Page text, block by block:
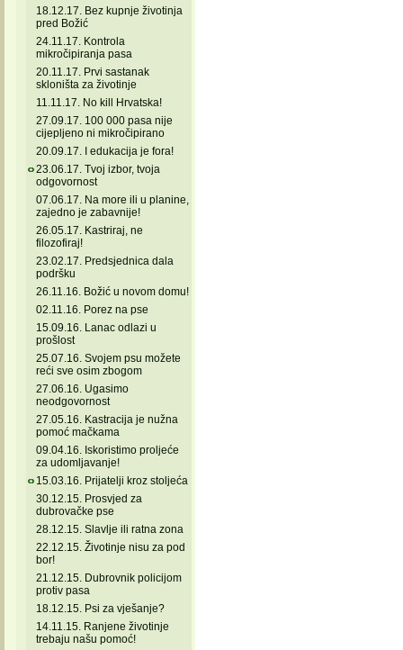
18.12.17. Bez kupnje životinja
pred Božić
24.11.17. Kontrola
mikročipiranja pasa
20.11.17. Prvi sastanak
skloništa za životinje
11.11.17. No kill Hrvatska!
27.09.17. 100 000 pasa nije
cijepljeno ni mikročipirano
20.09.17. I edukacija je fora!
23.06.17. Tvoj izbor, tvoja
odgovornost
07.06.17. Na more ili u planine,
zajedno je zabavnije!
26.05.17. Kastriraj, ne
filozofiraj!
23.02.17. Predsjednica dala
podršku
26.11.16. Božić u novom domu!
02.11.16. Porez na pse
15.09.16. Lanac odlazi u
prošlost
25.07.16. Svojem psu možete
reći sve osim zbogom
27.06.16. Ugasimo
neodgovornost
27.05.16. Kastracija je nužna
pomoć mačkama
09.04.16. Iskoristimo proljeće
za udomljavanje!
15.03.16. Prijatelji kroz stoljeća
30.12.15. Prosvjed za
dubrovačke pse
28.12.15. Slavlje ili ratna zona
22.12.15. Životinje nisu za pod
bor!
21.12.15. Dubrovnik policijom
protiv pasa
18.12.15. Psi za vješanje?
14.11.15. Ranjene životinje
trebaju našu pomoć!